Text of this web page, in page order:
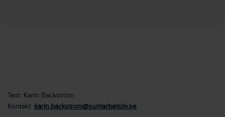
Text: Karin Backström
Kontakt: karin.backstrom@suntarbetsliv.se